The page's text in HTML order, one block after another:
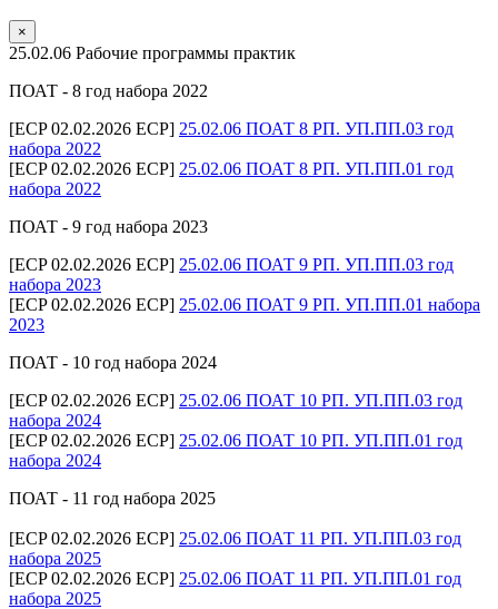
×
25.02.06 Рабочие программы практик
ПОАТ - 8 год набора 2022
[ECP 02.02.2026 ECP] 25.02.06 ПОАТ 8 РП. УП.ПП.03 год
набора 2022
[ECP 02.02.2026 ECP] 25.02.06 ПОАТ 8 РП. УП.ПП.01 год
набора 2022
ПОАТ - 9 год набора 2023
[ECP 02.02.2026 ECP] 25.02.06 ПОАТ 9 РП. УП.ПП.03 год
набора 2023
[ECP 02.02.2026 ECP] 25.02.06 ПОАТ 9 РП. УП.ПП.01 набора
2023
ПОАТ - 10 год набора 2024
[ECP 02.02.2026 ECP] 25.02.06 ПОАТ 10 РП. УП.ПП.03 год
набора 2024
[ECP 02.02.2026 ECP] 25.02.06 ПОАТ 10 РП. УП.ПП.01 год
набора 2024
ПОАТ - 11 год набора 2025
[ECP 02.02.2026 ECP] 25.02.06 ПОАТ 11 РП. УП.ПП.03 год
набора 2025
[ECP 02.02.2026 ECP] 25.02.06 ПОАТ 11 РП. УП.ПП.01 год
набора 2025